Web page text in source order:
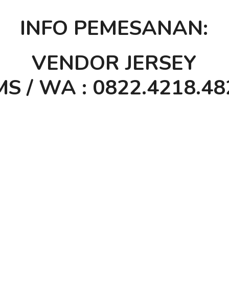
INFO PEMESANAN:
VENDOR JERSEY
/ WA :